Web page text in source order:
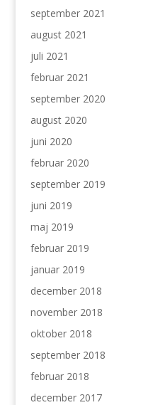
september 2021
august 2021
juli 2021
februar 2021
september 2020
august 2020
juni 2020
februar 2020
september 2019
juni 2019
maj 2019
februar 2019
januar 2019
december 2018
november 2018
oktober 2018
september 2018
februar 2018
december 2017